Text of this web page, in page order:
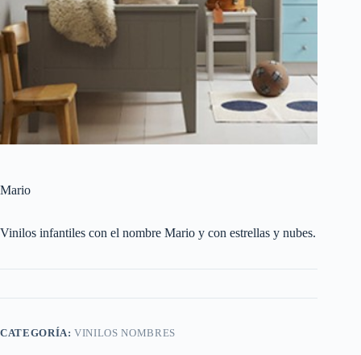
Mario
Vinilos infantiles con el nombre Mario y con estrellas y nubes.
CATEGORÍA:VINILOS NOMBRES